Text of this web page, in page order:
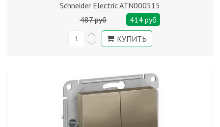
Schneider Electric ATN000515
487 руб
414 руб